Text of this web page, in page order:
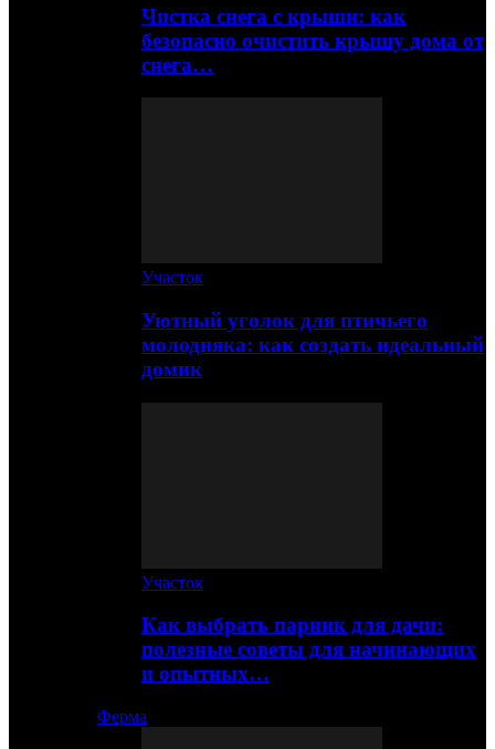
Чистка снега с крыши: как
безопасно очистить крышу дома от
снега…
Участок
Уютный уголок для птичьего
молодняка: как создать идеальный
домик
Участок
Как выбрать парник для дачи:
полезные советы для начинающих
и опытных…
Ферма